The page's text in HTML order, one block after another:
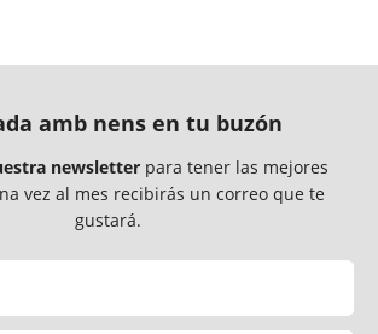
amb nens en tu buzón
newsletterpara tener las mejores
vez al mes recibirás un correo que te
gustará.